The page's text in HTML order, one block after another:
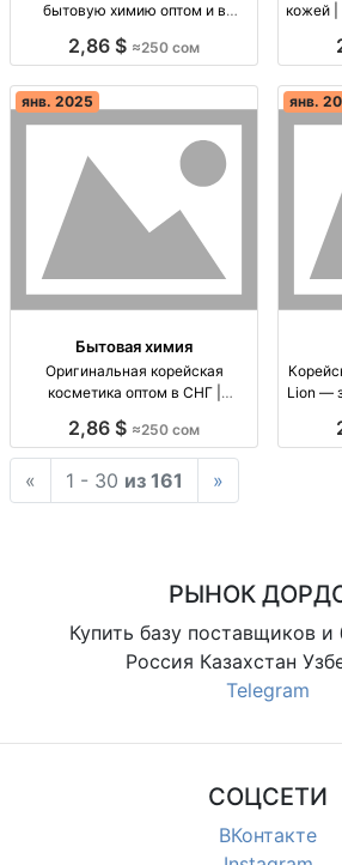
бытовую химию оптом и в
химия, опт и розница, быстрая
2,86 $ ≈250 сом
кожей |
янв. 2025
Бытовая химия
Оригинальная корейская
косметика оптом в СНГ |
уходу за кожей Оригинальная
корейская косметика оптом.
Быстрая доставка по
Кыргызстану и СНГ.
2,86 $ ≈250 сом
янв.
Lion —
« 1 - 30 из 161 »
РЫНОК
Купить базу поставщиков и
Россия Казахстан
Telegram
СОЦСЕТИ
ВКонтакте